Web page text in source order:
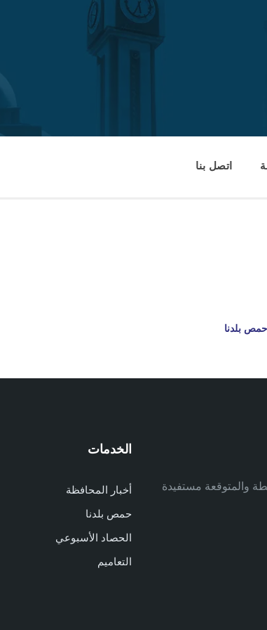
اتصل بنا
حمص بلدنا
والمتوقعة مستفيدة
الخدمات
أخبار المحافظة
حمص بلدنا
الحصاد الأسبوعي
التعاميم